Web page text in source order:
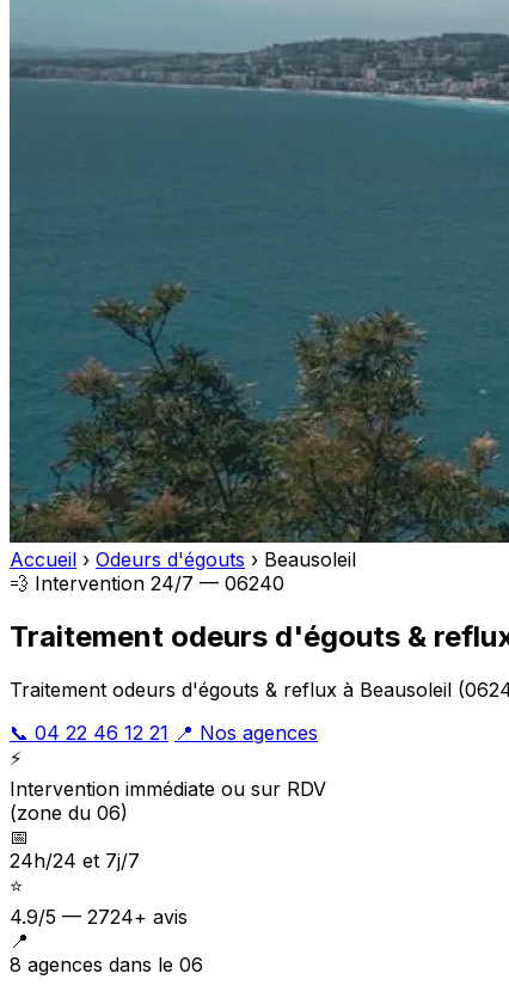
Accueil › Odeurs d'égouts › Beausoleil
💨 Intervention 24/7 — 06240
Traitement odeurs d'égouts &
Traitement odeurs d'égouts & reflux à Beausoleil
📞 04 22 46 12 21 📍 Nos agences
⚡
Intervention immédiate ou sur RDV
(zone du 06)
📅
24h/24 et 7j/7
⭐
4.9/5 — 2724+ avis
📍
8 agences dans le 06